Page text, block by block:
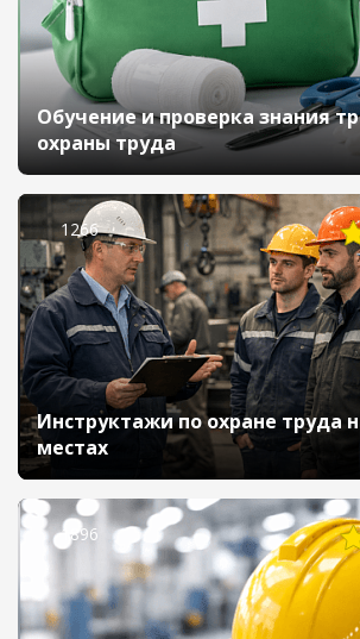
Обучение и проверка знания
охраны труда
1266
Инструктажи по охране труда
местах
1896